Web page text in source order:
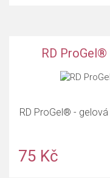
RD
RD ProGel® - gelová
75 Kč